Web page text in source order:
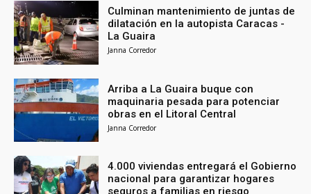
Culminan mantenimiento de juntas de
dilatación en la autopista Caracas -
La Guaira
Janna Corredor
Arriba a La Guaira buque con
maquinaria pesada para potenciar
obras en el Litoral Central
Janna Corredor
4.000 viviendas entregará el Gobierno
nacional para garantizar hogares
seguros a familias en riesgo